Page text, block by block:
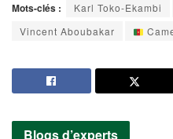
Mots-clés : Karl Toko-Ekambi
Vincent Aboubakar
Blogs d’experts